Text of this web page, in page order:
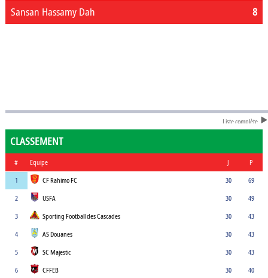
8
Sansan Hassamy Dah
Liste complète
CLASSEMENT
# Equipe J
P
1
CF Rahimo FC 30
69
2
USFA 30
49
3
Sporting Football des Cascades 30
43
4
AS Douanes 30
43
5
SC Majestic 30
43
6
CFFEB 30
40